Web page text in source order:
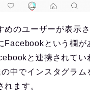
めのユーザーが表示
Facebookという欄が
と連携されてい
中でインスタグラム
ます。